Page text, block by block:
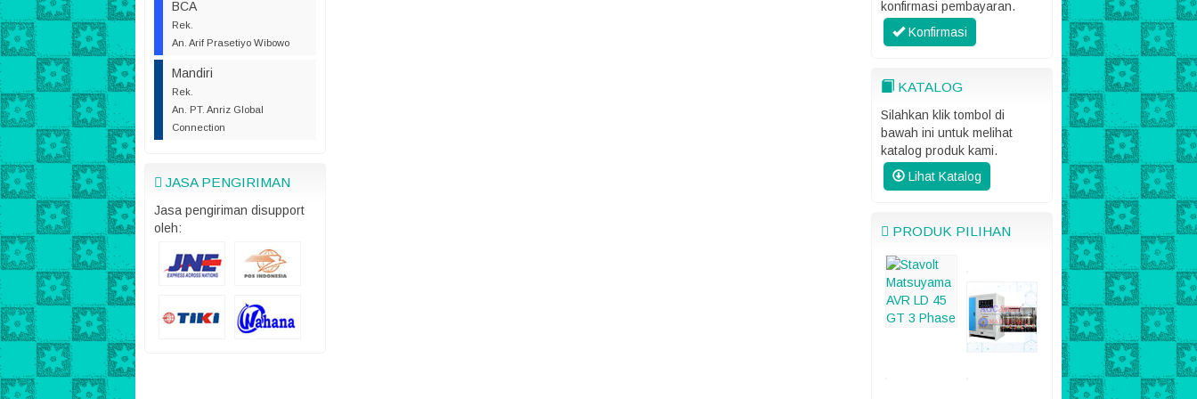
BCA
Rek.
An. Arif Prasetiyo Wibowo
Mandiri
Rek.
An. PT. Anriz Global
Connection
JASA PENGIRIMAN
Jasa pengiriman disupport
oleh:
konfirmasi pembayaran.
Konfirmasi
KATALOG
Silahkan klik tombol di
bawah ini untuk melihat
katalog produk kami.
Lihat Katalog
PRODUK PILIHAN